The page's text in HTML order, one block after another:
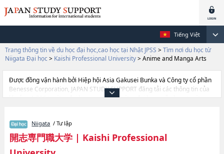
Tiếng Việt
Trang thông tin về du học đại học,cao học tại Nhật JPSS > Tìm nơi du học từ
Niigata Đại học > Kaishi Professional University> Anime and Manga Arts
Được đồng vận hành bởi Hiệp hội Asia Gakusei Bunka và Công ty cổ phần
Benesse Corporation, JAPAN STUDY SUPPORT đăng tải các thông tin của
khoảng 1.300 trường đại học, cao học, trường đại học ngắn hạn, trường
thông tin cần thiết dành cho du học sinh, như là về các Ngành Business
Innovation and EntreprenurshiphoặcNgành InformationhoặcNgành
Anime and Manga Arts, thông tin về từng ngành học, thông tin liên quan
đến thi tuyển như số lượng tuyển sinh, số lượng trúng tuyển, cở sở trang
Niigata / Tư lập
開志専門職大学| Kaishi Professional